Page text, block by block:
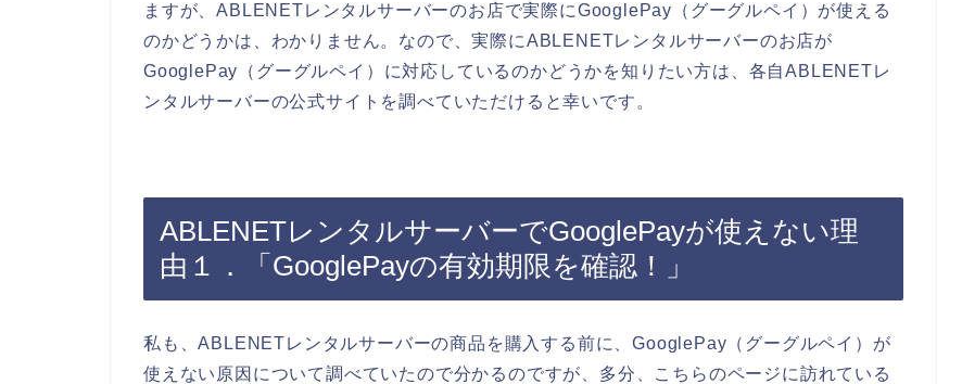
ますが、ABLENETレンタルサーバーのお店で実際にGooglePay（グーグルペイ）が使える
のかどうかは、わかりません。なので、実際にABLENETレンタルサーバーのお店が
GooglePay（グーグルペイ）に対応しているのかどうかを知りたい方は、各自ABLENETレ
ンタルサーバーの公式サイトを調べていただけると幸いです。
ABLENETレンタルサーバーでGooglePayが使えない理
由１．「GooglePayの有効期限を確認！」
私も、ABLENETレンタルサーバーの商品を購入する前に、GooglePay（グーグルペイ）が
使えない原因について調べていたので分かるのですが、多分、こちらのページに訪れている